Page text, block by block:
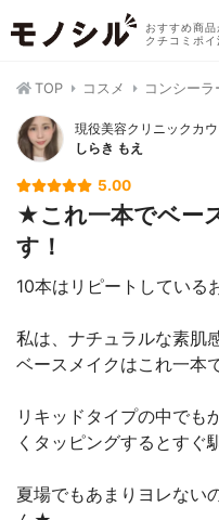
おすすめ商品
クチコミポイ
TOP コスメ コンシーラ
現役美容クリニックカ
しらき もえ
5.00
★これ一本でベー
す！
10本はリピートしている
私は、ナチュラルな素肌
ベースメイクはこれ一本
リキッドタイプの中でも
くタッピングするとすぐ
夏場でもあまりヨレない